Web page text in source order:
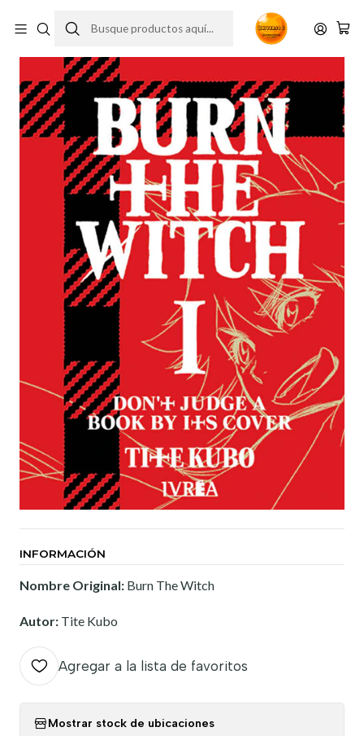
INFORMACIÓN
Nombre Original: Burn The Witch
Autor: Tite Kubo
Agregar a la lista de favoritos
Mostrar stock de ubicaciones